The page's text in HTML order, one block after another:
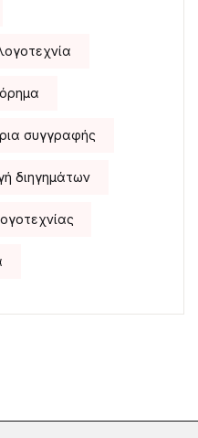
συγγραφής
διηγημάτων